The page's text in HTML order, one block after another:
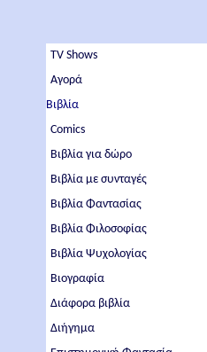
TV Shows
Αγορά
Βιβλία
Comics
Βιβλία για δώρο
Βιβλία με συνταγές
Βιβλία Φαντασίας
Βιβλία Φιλοσοφίας
Βιβλία Ψυχολογίας
Βιογραφία
Διάφορα βιβλία
Διήγημα